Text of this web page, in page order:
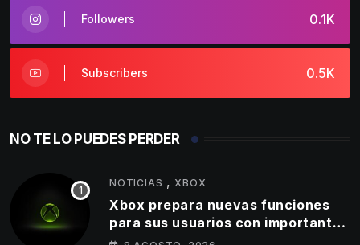
0.1K
Followers
0.5K
Subscribers
NO TE LO PUEDES PERDER
NOTICIAS , XBOX
Xbox prepara nuevas funciones
para sus usuarios con importantes
cambios en capturas y logros